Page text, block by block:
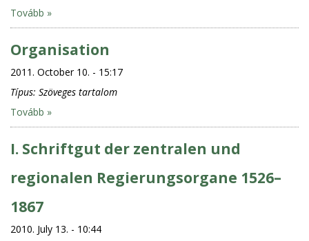
Tovább »
Organisation
2011. October 10. - 15:17
Típus: Szöveges tartalom
Tovább »
I. Schriftgut der zentralen und
regionalen Regierungsorgane 1526–
1867
2010. July 13. - 10:44